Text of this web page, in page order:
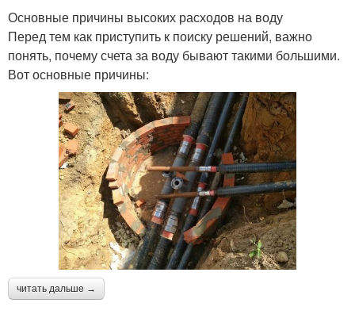
Основные причины высоких расходов на воду
Перед тем как приступить к поиску решений, важно
понять, почему счета за воду бывают такими большими.
Вот основные причины:
читать дальше →